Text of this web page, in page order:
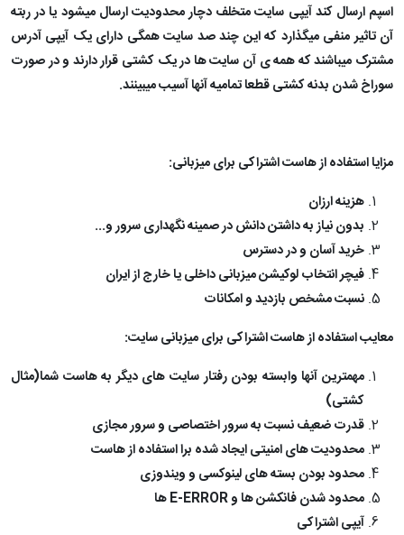
اسپم ارسال کند آیپی سایت متخلف دچار محدودیت ارسال میشود یا در ربته
آن تاثیر منفی میگذارد که این چند صد سایت همگی دارای یک آیپی آدرس
مشترک میباشند که همه ی آن سایت ها در یک کشتی قرار دارند و در صورت
سوراخ شدن بدنه کشتی قطعا تمامیه آنها آسیب میبینند.
مزایا استفاده از هاست اشتراکی برای میزبانی:
هزینه ارزان
بدون نیاز به داشتن دانش در صمینه نگهداری سرور و...
خرید آسان و در دسترس
فیچر انتخاب لوکیشن میزبانی داخلی یا خارج از ایران
نسبت مشخص بازدید و امکانات
معایب استفاده از هاست اشتراکی برای میزبانی سایت:
مهمترین آنها وابسته بودن رفتار سایت های دیگر به هاست شما(مثال
کشتی)
قدرت ضعیف نسبت به سرور اختصاصی و سرور مجازی
محدودیت های امنیتی ایجاد شده برا استفاده از هاست
محدود بودن بسته های لینوکسی و ویندوزی
محدود شدن فانکشن ها وE-ERRORها
آیپی اشتراکی